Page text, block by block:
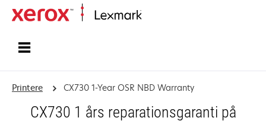
Printere CX730 1-Year OSR NBD Warranty
CX730 1 års reparationsgaranti på